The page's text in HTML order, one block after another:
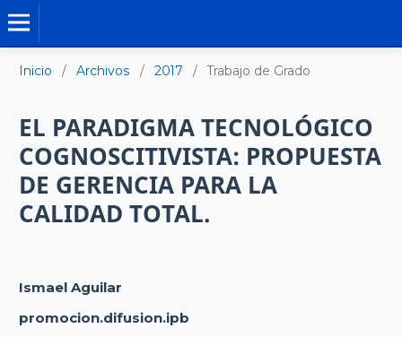
Inicio / Archivos / 2017 / Trabajo de Grado
EL PARADIGMA TECNOLÓGICO
COGNOSCITIVISTA: PROPUESTA
DE GERENCIA PARA LA
CALIDAD TOTAL.
Ismael Aguilar
promocion.difusion.ipb